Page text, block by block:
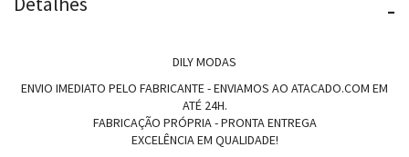
-
DILY MODAS
ENVIO IMEDIATO PELO FABRICANTE - ENVIAMOS AO ATACADO.COM EM
ATÉ 24H.
FABRICAÇÃO PRÓPRIA - PRONTA ENTREGA
EXCELÊNCIA EM QUALIDADE!